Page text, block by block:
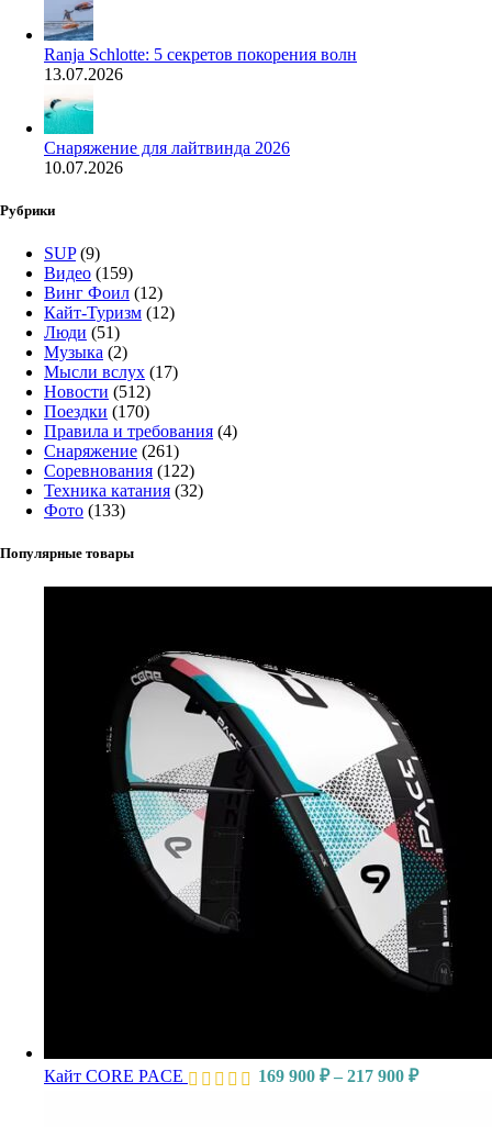
Ranja Schlotte: 5 секретов покорения волн
13.07.2026
Снаряжение для лайтвинда 2026
10.07.2026
Рубрики
SUP(9)
Видео (159)
Винг Фоил (12)
Кайт-Туризм (12)
Люди (51)
Музыка (2)
Мысли вслух (17)
Новости (512)
Поездки (170)
Правила и требования (4)
Снаряжение (261)
Соревнования (122)
Техника катания (32)
Фото (133)
Популярные товары
Кайт CORE PACE 169 900 ₽ – 217 900 ₽Диапазон